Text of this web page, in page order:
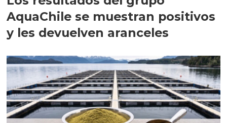
AquaChile se muestran positivos
y les devuelven aranceles